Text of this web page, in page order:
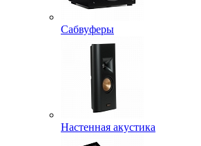
Сабвуферы
Настенная акустика